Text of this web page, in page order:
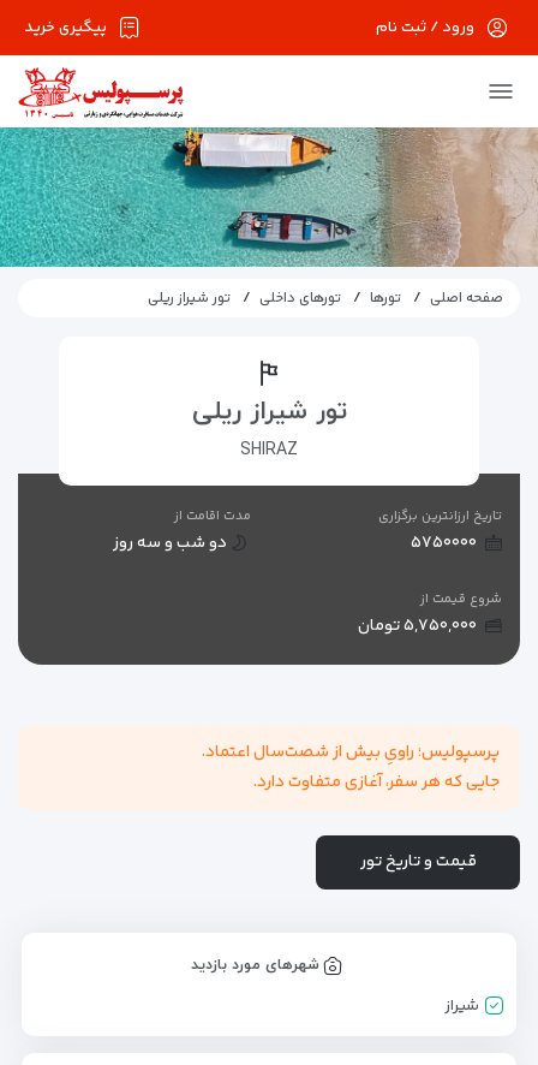
پیگیری خرید ورود / ثبت نام
صفحه اصلی تورها تورهای داخلی تور شیراز ریلی
تور شیراز ریلی
SHIRAZ
تاریخ ارزانترین برگزاری
۵۷۵۰۰۰۰
مدت اقامت از
دو شب و سه روز
شروع قیمت از
۵,۷۵۰,۰۰۰ تومان
پرسپولیس؛ راویِ بیش از شصت‌سال اعتماد.
جایی که هر سفر، آغازی متفاوت دارد.
قیمت و تاریخ تور
شهرهای مورد بازدید
شیراز